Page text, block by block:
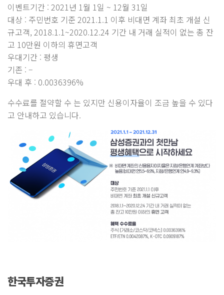
이벤트기간 : 2021년 1월 1일 ~ 12월 31일
대상 : 주민번호 기준 2021.1.1 이후 비대면 계좌 최초 개설 신
규고객, 2018.1.1~2020.12.24 기간 내 거래 실적이 없는 총 잔
고 10만원 이하의 휴면고객
우대기간 : 평생
기존 : –
우대 후 : 0.0036396%
수수료를 절약할 수 는 있지만 신용이자율이 조금 높을 수 있다
고 안내하고 있습니다.
한국투자증권